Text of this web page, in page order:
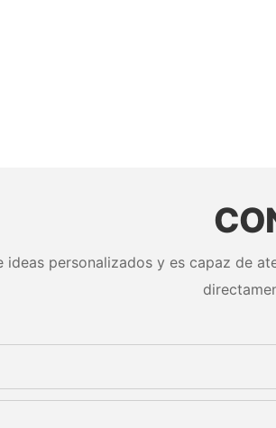
ideas personalizados y es capaz de